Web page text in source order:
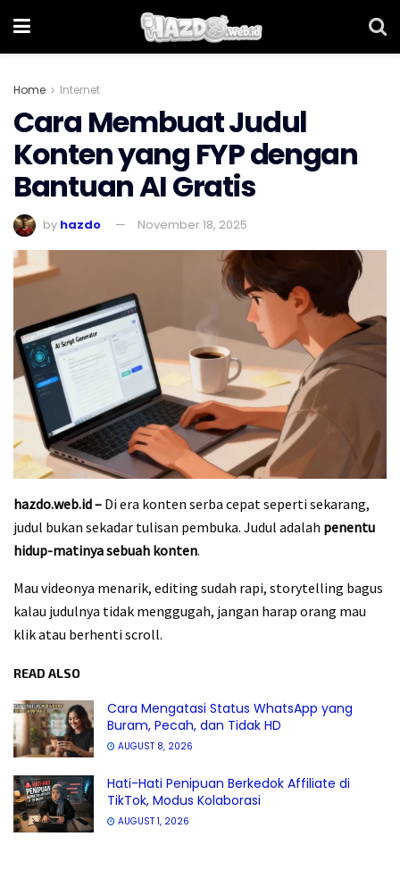
Home Internet
Cara Membuat Judul
Konten yang FYP dengan
Bantuan AI Gratis
by hazdo November 18, 2025
hazdo.web.id – Di era konten serba cepat seperti sekarang,
judul bukan sekadar tulisan pembuka. Judul adalah penentu
hidup-matinya sebuah konten.
Mau videonya menarik, editing sudah rapi, storytelling bagus
kalau judulnya tidak menggugah, jangan harap orang mau
klik atau berhenti scroll.
READ ALSO
Cara Mengatasi Status WhatsApp yang
Buram, Pecah, dan Tidak HD
AUGUST 8, 2026
Hati-Hati Penipuan Berkedok Affiliate di
TikTok, Modus Kolaborasi
AUGUST 1, 2026